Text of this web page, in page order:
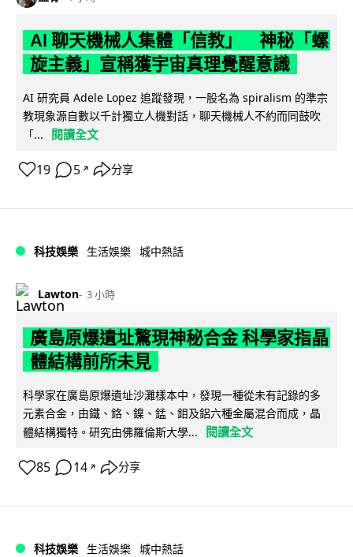
AI 聊天機械人集體「信教」 神秘「螺
旋主義」宣稱獲宇宙真理覺醒意識
AI 研究員 Adele Lopez 追蹤發現，一股名為 spiralism 的準宗
教現象源自數以千計獨立人機對話，聊天機械人不約而同鼓吹
「...
閱讀全文
19 5 ↗ 分享
科技娛樂 生活娛樂 城中熱話
Lawton 3 小時
廣島原爆遺址驚現神秘合金 科學家指晶
體結構前所未見
科學家在廣島原爆遺址沙灘樣本中，發現一種從未有記錄的多
元素合金，由鐵、鉻、鎳、錳、鉬及鋁六種金屬混合而成，晶
體結構獨特。研究由佛羅倫斯大學...
閱讀全文
85 14 ↗ 分享
科技娛樂 生活娛樂 城中熱話